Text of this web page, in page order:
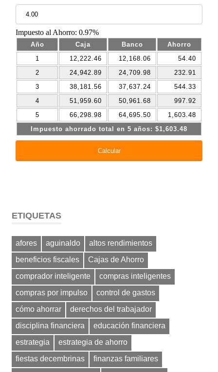
ETIQUETAS
afores aguinaldo
altos rendimientos
beneficios fiscales
Cajas de Ahorro
comprador inteligente
compras inteligentes
compras por impulso
control de gastos
cómo ahorrar
derechos del trabajador
disciplina financiera
educación financiera
estrategia
estrategia de ahorro
fiestas decembrinas
finanzas familiares